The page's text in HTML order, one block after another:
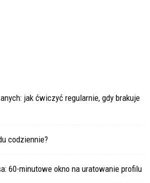
jak ćwiczyć regularnie, gdy brakuje
codziennie?
60-minutowe okno na uratowanie profilu